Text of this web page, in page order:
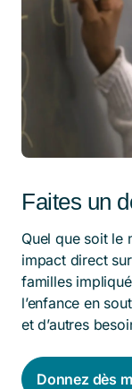
Faites un
Quel que soit le
impact direct
familles
l’enfance en
et d’autres
Donnez dès